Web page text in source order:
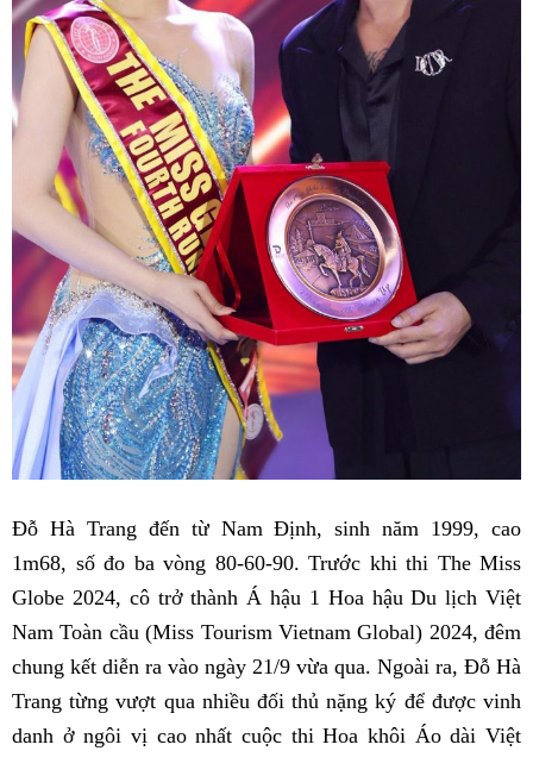
Đỗ Hà Trang đến từ Nam Định, sinh năm 1999, cao
1m68, số đo ba vòng 80-60-90. Trước khi thi The Miss
Globe 2024, cô trở thành Á hậu 1 Hoa hậu Du lịch Việt
Nam Toàn cầu (Miss Tourism Vietnam Global) 2024, đêm
chung kết diễn ra vào ngày 21/9 vừa qua. Ngoài ra, Đỗ Hà
Trang từng vượt qua nhiều đối thủ nặng ký để được vinh
danh ở ngôi vị cao nhất cuộc thi Hoa khôi Áo dài Việt